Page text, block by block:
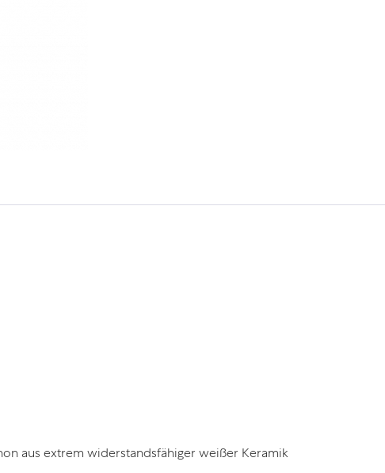
aus extrem widerstandsfähiger weißer Keramik